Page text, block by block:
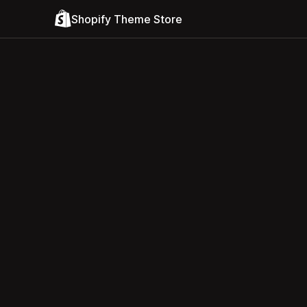
Shopify Theme Store